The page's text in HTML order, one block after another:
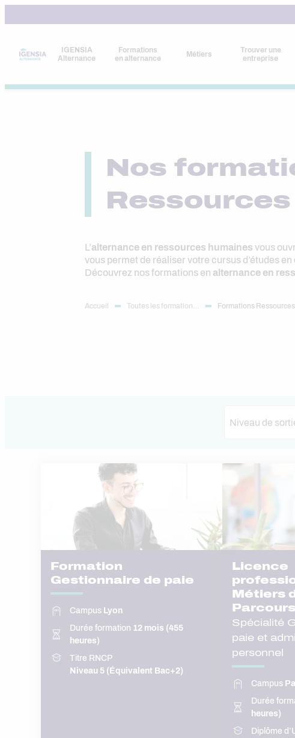
IGENSIA
Alternance
Formations
en alternance
Métiers
Trouver une
entreprise
Nos
Ressources
L’alternance en ressources humaines vous
vous permet de réaliser votre cursus d’études
Découvrez nos formations en alternance en
Accueil Toutes les formation… Formations
Niveau de
Formation
Gestionnaire de paie
Campus Lyon
Durée formation 12 mois (455
heures)
Titre RNCP
Niveau 5 (Équivalent Bac+2)
Licence
Métiers
Spécialité
paie et
personnel
Campus
Durée
heures)
Diplôme